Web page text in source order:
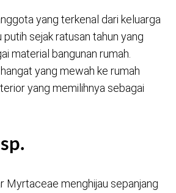
yang terkenal dari keluarga
sejak ratusan tahun yang
material bangunan rumah.
yang mewah ke rumah
yang memilihnya sebagai
Myrtaceae menghijau sepanjang